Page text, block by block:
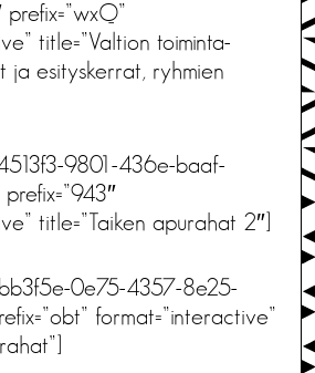
title=”Valtion toiminta-
ja esityskerrat, ryhmien
9801-436e-baaf-
title=”Taiken apurahat 2″]
0e75-4357-8e25-
format=”interactive”